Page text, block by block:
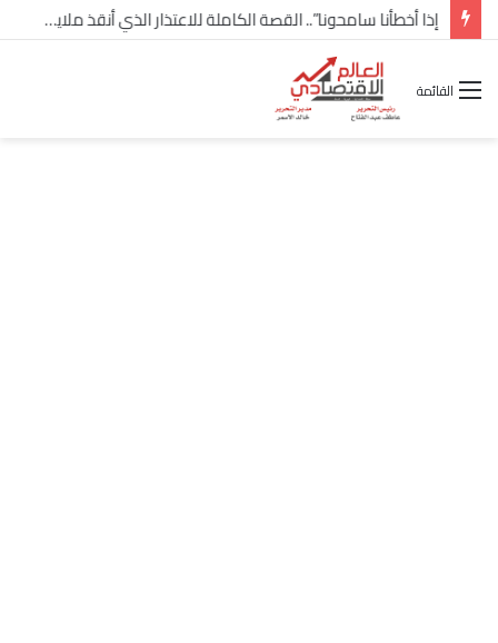
شركة “Scope Developments” تعلن تولي أحمد كمال عيسى منصب الرئيس التنفيذي للقطاع التجاري
القائمة